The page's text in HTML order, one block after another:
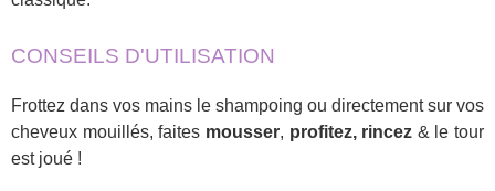
CONSEILS D'UTILISATION
Frottez dans vos mains le shampoing ou directement sur vos
cheveux mouillés, faites mousser, profitez, rincez & le tour
est joué !